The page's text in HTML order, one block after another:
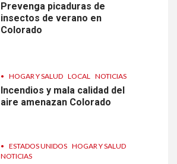
Prevenga picaduras de
insectos de verano en
Colorado
• HOGAR Y SALUD LOCAL NOTICIAS
Incendios y mala calidad del
aire amenazan Colorado
• ESTADOS UNIDOS HOGAR Y SALUD
NOTICIAS